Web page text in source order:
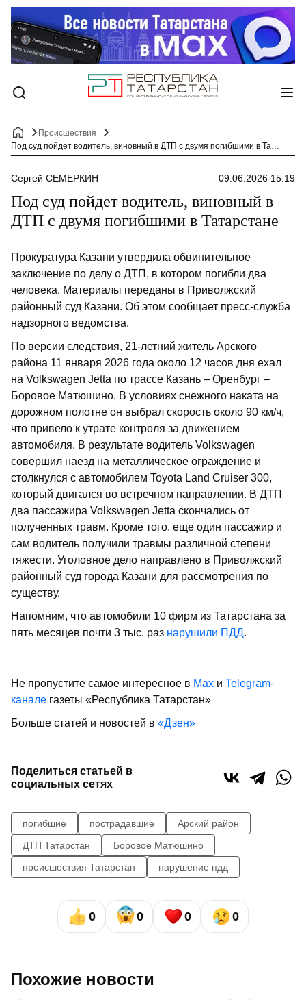
Происшествия
Под суд пойдет водитель, виновный в ДТП с двумя погибшими в Татарстане
Сергей СЕМЕРКИН 09.06.2026 15:19
Под суд пойдет водитель, виновный в
ДТП с двумя погибшими в Татарстане
Прокуратура Казани утвердила обвинительное
заключение по делу о ДТП, в котором погибли два
человека. Материалы переданы в Приволжский
районный суд Казани. Об этом сообщает пресс-служба
надзорного ведомства.
По версии следствия, 21-летний житель Арского
района 11 января 2026 года около 12 часов дня ехал
на Volkswagen Jetta по трассе Казань – Оренбург –
Боровое Матюшино. В условиях снежного наката на
дорожном полотне он выбрал скорость около 90 км/ч,
что привело к утрате контроля за движением
автомобиля. В результате водитель Volkswagen
совершил наезд на металлическое ограждение и
столкнулся с автомобилем Toyota Land Cruiser 300,
который двигался во встречном направлении. В ДТП
два пассажира Volkswagen Jetta скончались от
полученных травм. Кроме того, еще один пассажир и
сам водитель получили травмы различной степени
тяжести. Уголовное дело направлено в Приволжский
районный суд города Казани для рассмотрения по
существу.
Напомним, что автомобили 10 фирм из Татарстана за
пять месяцев почти 3 тыс. раз нарушили ПДД.
Не пропустите самое интересное в Max и Telegram-
канале газеты «Республика Татарстан»
Больше статей и новостей в «Дзен»
Поделиться статьей в
социальных сетях
погибшие пострадавшие
Арский район
ДТП Татарстан
Боровое Матюшино
происшествия Татарстан
нарушение пдд
0 0 0 0
Похожие новости